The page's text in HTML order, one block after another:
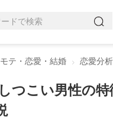
モテ・恋愛・結婚 恋愛分析
つこい男性の